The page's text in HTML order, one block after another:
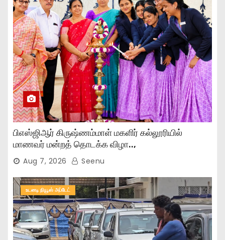
பிஎஸ்ஜிஆர் கிருஷ்ணம்மாள் மகளிர் கல்லூரியில்
மாணவர் மன்றத் தொடக்க விழா..,
Aug 7, 2026 Seenu
உடனடி நியூஸ் அப்டேட்